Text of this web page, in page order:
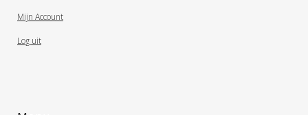
Mijn Account
Log uit